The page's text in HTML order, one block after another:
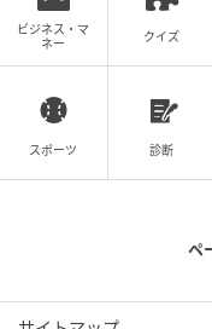
ビジネス・マ
ネー
クイズ
スポーツ 診断
ペ